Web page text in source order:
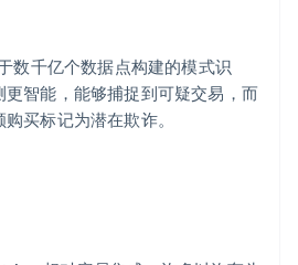
数千亿个数据点构建的模式识
智能，能够捕捉到可疑交易，而
买标记为潜在欺诈。